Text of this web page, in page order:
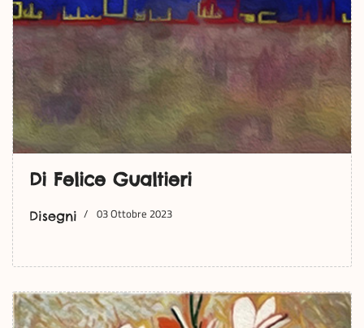
Di Felice Gualtieri
Disegni 03 Ottobre 2023